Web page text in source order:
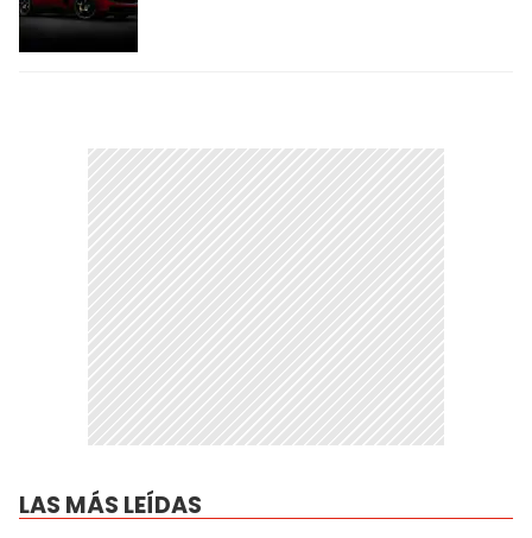
LAS MÁS LEÍDAS